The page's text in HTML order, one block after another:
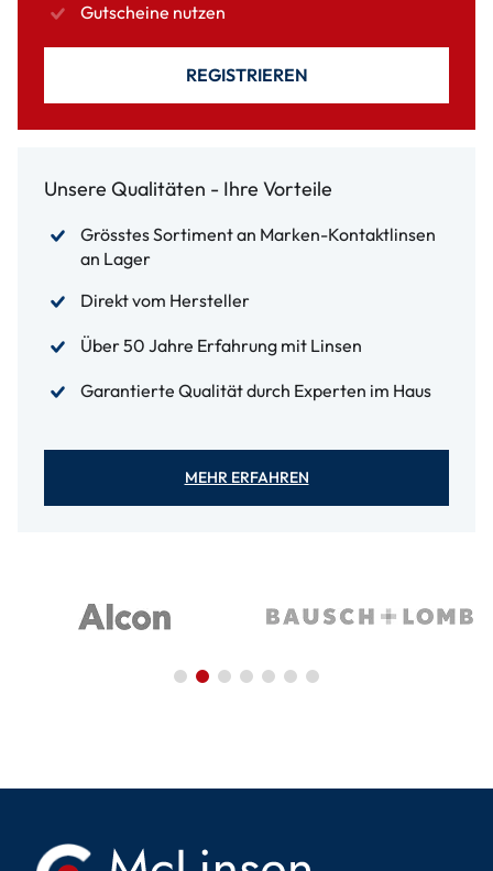
Gutscheine nutzen
REGISTRIEREN
Unsere Qualitäten - Ihre Vorteile
Grösstes Sortiment an Marken-Kontaktlinsen
an Lager
Direkt vom Hersteller
Über 50 Jahre Erfahrung mit Linsen
Garantierte Qualität durch Experten im Haus
MEHR ERFAHREN